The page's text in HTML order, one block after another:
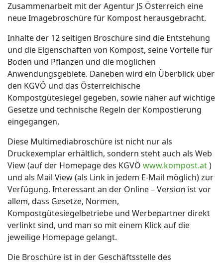
Zusammenarbeit mit der Agentur JS Österreich eine
neue Imagebroschüre für Kompost herausgebracht.
Inhalte der 12 seitigen Broschüre sind die Entstehung
und die Eigenschaften von Kompost, seine Vorteile für
Boden und Pflanzen und die möglichen
Anwendungsgebiete. Daneben wird ein Überblick über
den KGVÖ und das Österreichische
Kompostgütesiegel gegeben, sowie näher auf wichtige
Gesetze und technische Regeln der Kompostierung
eingegangen.
Diese Multimediabroschüre ist nicht nur als
Druckexemplar erhältlich, sondern steht auch als Web
View (auf der Homepage des KGVÖ www.kompost.at)
und als Mail View (als Link in jedem E-Mail möglich) zur
Verfügung. Interessant an der Online – Version ist vor
allem, dass Gesetze, Normen,
Kompostgütesiegelbetriebe und Werbepartner direkt
verlinkt sind, und man so mit einem Klick auf die
jeweilige Homepage gelangt.
Die Broschüre ist in der Geschäftsstelle des